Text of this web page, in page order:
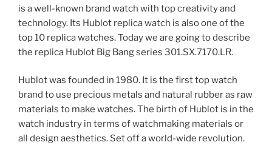
is a well-known brand watch with top creativity and
technology. Its Hublot replica watch is also one of the
top 10 replica watches. Today we are going to describe
the replica Hublot Big Bang series 301.SX.7170.LR.
Hublot was founded in 1980. It is the first top watch
brand to use precious metals and natural rubber as raw
materials to make watches. The birth of Hublot is in the
watch industry in terms of watchmaking materials or
all design aesthetics. Set off a world-wide revolution.